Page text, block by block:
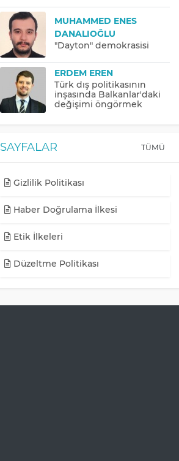
MUHAMMED ENES
DANALIOĞLU
"Dayton" demokrasisi
ERDEM EREN
Türk dış politikasının
inşasında Balkanlar'daki
değişimi öngörmek
SAYFALAR TÜMÜ
Gizlilik Politikası
Haber Doğrulama İlkesi
Etik İlkeleri
Düzeltme Politikası